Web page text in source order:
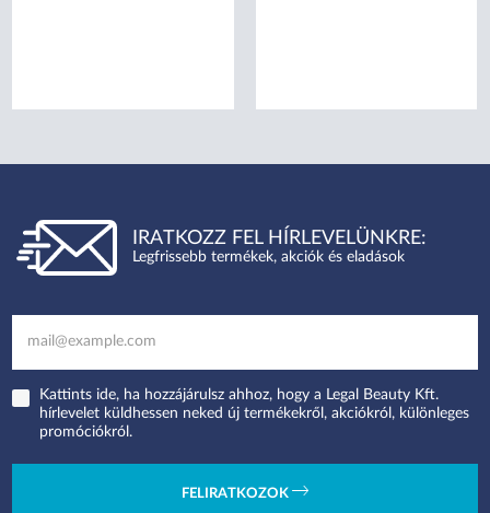
IRATKOZZ FEL HÍRLEVELÜNKRE:
Legfrissebb termékek, akciók és eladások
Kattints ide, ha hozzájárulsz ahhoz, hogy a Legal Beauty Kft.
hírlevelet küldhessen neked új termékekről, akciókról, különleges
promóciókról.
FELIRATKOZOK